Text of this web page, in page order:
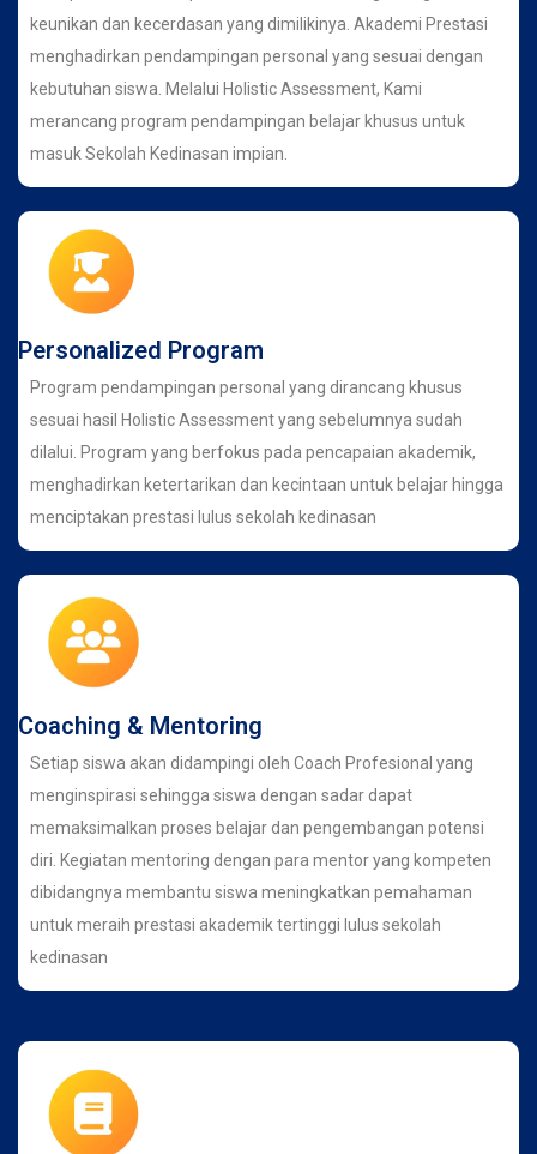
keunikan dan kecerdasan yang dimilikinya. Akademi Prestasi
menghadirkan pendampingan personal yang sesuai dengan
kebutuhan siswa. Melalui Holistic Assessment, Kami
merancang program pendampingan belajar khusus untuk
masuk Sekolah Kedinasan impian.
Personalized Program
Program pendampingan personal yang dirancang khusus
sesuai hasil Holistic Assessment yang sebelumnya sudah
dilalui. Program yang berfokus pada pencapaian akademik,
menghadirkan ketertarikan dan kecintaan untuk belajar hingga
menciptakan prestasi lulus sekolah kedinasan
Coaching & Mentoring
Setiap siswa akan didampingi oleh Coach Profesional yang
menginspirasi sehingga siswa dengan sadar dapat
memaksimalkan proses belajar dan pengembangan potensi
diri. Kegiatan mentoring dengan para mentor yang kompeten
dibidangnya membantu siswa meningkatkan pemahaman
untuk meraih prestasi akademik tertinggi lulus sekolah
kedinasan